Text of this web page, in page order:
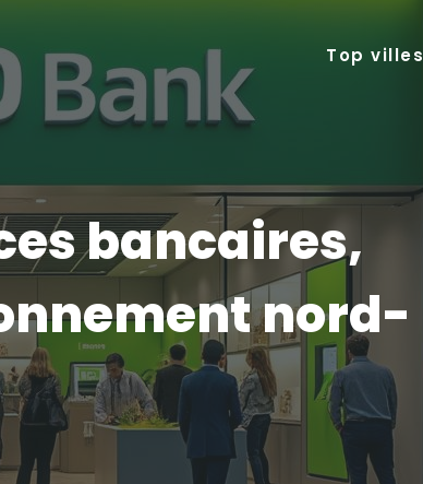
Top villes
bancaires,
nord-